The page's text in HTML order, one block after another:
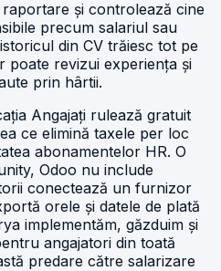
și controlează cine
precum salariul sau
din CV trăiesc tot pe
poate revizui experiența și
prin hârtii.
Angajați rulează gratuit
ce elimină taxele per loc
abonamentelor HR. O
Odoo nu include
conectează un furnizor
orele și datele de plată
implementăm, găzduim și
angajatori din toată
predare către salarizare